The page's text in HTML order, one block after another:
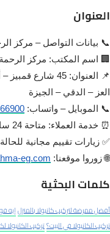
العنوان
📞 بيانات التواصل – مركز
🏢 اسم المكتب: مركز
📌 العنوان: 45
العز – الدقي – الجيزة
📞 الموبايل – واتساب:
⏰ خدمة العملاء: متاحة 24 ساعة يوميًا
✅ زيارات تقييم مجانية للحالة
🌐 زوروا موقعنا: eg.com
كلمات البحثية
أفضل ممرضة لتركيب كانيولا بالمنزل إيه
تركيب الكانيولا في البيت؟تركيب الكانيولا